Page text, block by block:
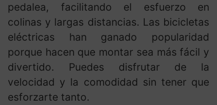
pedalea, facilitando el esfuerzo en
colinas y largas distancias. Las bicicletas
eléctricas han ganado popularidad
porque hacen que montar sea más fácil y
divertido. Puedes disfrutar de la
velocidad y la comodidad sin tener que
esforzarte tanto.